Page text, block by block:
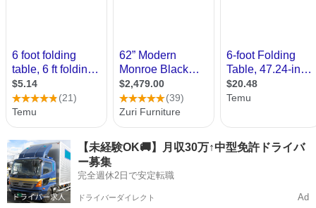
【未経験OK🚚】月収30万↑中型免許ドライバ
ー募集
完全週休2日で安定転職
ドライバーダイレクト Ad